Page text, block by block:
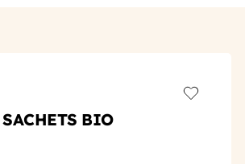
BIO